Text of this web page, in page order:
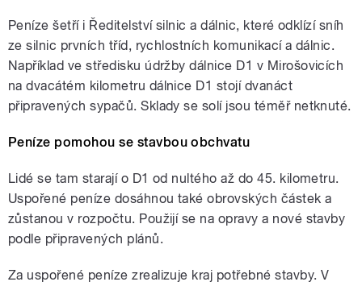
Peníze šetří i Ředitelství silnic a dálnic, které odklízí sníh
ze silnic prvních tříd, rychlostních komunikací a dálnic.
Například ve středisku údržby dálnice D1 v Mirošovicích
na dvacátém kilometru dálnice D1 stojí dvanáct
připravených sypačů. Sklady se solí jsou téměř netknuté.
Peníze pomohou se stavbou obchvatu
Lidé se tam starají o D1 od nultého až do 45. kilometru.
Uspořené peníze dosáhnou také obrovských částek a
zůstanou v rozpočtu. Použijí se na opravy a nové stavby
podle připravených plánů.
Za uspořené peníze zrealizuje kraj potřebné stavby. V